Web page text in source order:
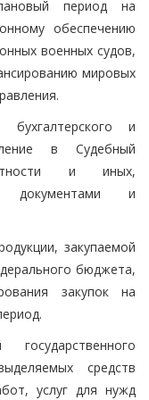
период на
обеспечению
военных судов,
мировых
бухгалтерского и
в Судебный
и иных,
документами и
закупаемой
бюджета,
закупок на
средств
услуг для нужд